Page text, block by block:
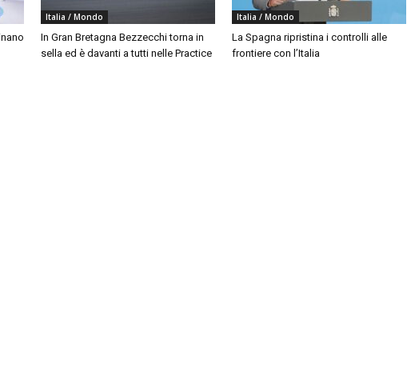
Italia / Mondo
In Gran Bretagna Bezzecchi torna in
sella ed è davanti a tutti nelle Practice
Italia / Mondo
La Spagna ripristina i controlli alle
frontiere con l’Italia